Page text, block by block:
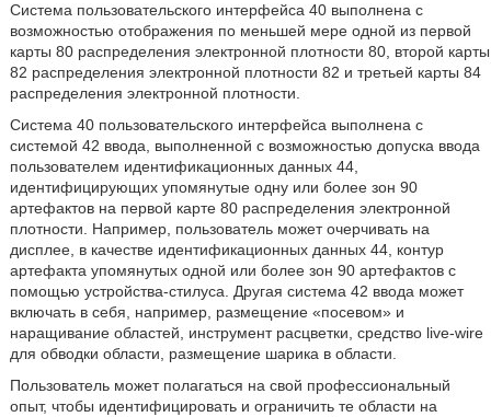
Система пользовательского интерфейса 40 выполнена с
возможностью отображения по меньшей мере одной из первой
карты 80 распределения электронной плотности 80, второй карты
82 распределения электронной плотности 82 и третьей карты 84
распределения электронной плотности.
Система 40 пользовательского интерфейса выполнена с
системой 42 ввода, выполненной с возможностью допуска ввода
пользователем идентификационных данных 44,
идентифицирующих упомянутые одну или более зон 90
артефактов на первой карте 80 распределения электронной
плотности. Например, пользователь может очерчивать на
дисплее, в качестве идентификационных данных 44, контур
артефакта упомянутых одной или более зон 90 артефактов с
помощью устройства-стилуса. Другая система 42 ввода может
включать в себя, например, размещение «посевом» и
наращивание областей, инструмент расцветки, средство live-wire
для обводки области, размещение шарика в области.
Пользователь может полагаться на свой профессиональный
опыт, чтобы идентифицировать и ограничить те области на